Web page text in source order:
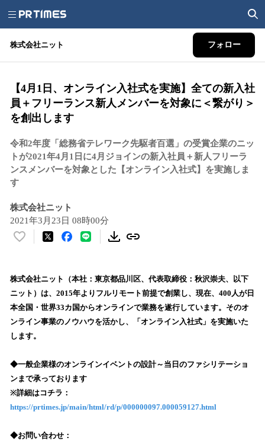
株式会社ニット フォロー
【4月1日、オンライン入社式を実施】全ての新入社
員＋フリーランス新人メンバーを対象に＜繋がり＞
を創出します
令和2年度「総務省テレワーク先駆者百選」の受賞企業のニッ
トが2021年4月1日に4月ジョインの新入社員＋新人フリーラ
ンスメンバーを対象とした【オンライン入社式】を実施しま
す
株式会社ニット
2021年3月23日 08時00分
い
！
数
を
読
込
中
で
す
株式会社ニット（本社：東京都品川区、代表取締役：秋沢崇夫、以下
ニット）は、2015年よりフルリモート前提で創業し、現在、400人が日
本全国・世界33カ国からオンラインで業務を遂行しています。そのオ
ンライン事業のノウハウを活かし、「オンライン入社式」を実施いた
します。
◆一般企業様のオンラインイベントの設計～当日のファシリテーショ
ンまで承っております
※詳細はコチラ：
https://prtimes.jp/main/html/rd/p/000000097.000059127.html
◆お問い合わせ：